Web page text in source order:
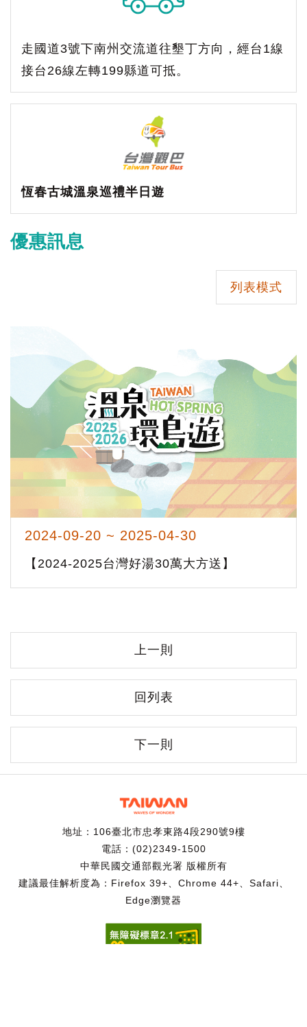
走國道3號下南州交流道往墾丁方向，經台1線
接台26線左轉199縣道可抵。
恆春古城溫泉巡禮半日遊
優惠訊息
列表模式
2024-09-20 ~ 2025-04-30
【2024-2025台灣好湯30萬大方送】
上一則
回列表
下一則
地址：106臺北市忠孝東路4段290號9樓
電話：(02)2349-1500
中華民國交通部觀光署 版權所有
建議最佳解析度為：Firefox 39+、Chrome 44+、Safari、
Edge瀏覽器